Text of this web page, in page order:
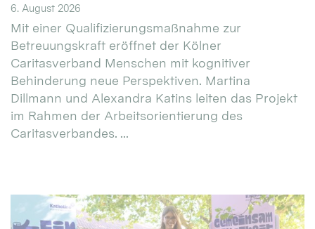
6. August 2026
Mit einer Qualifizierungsmaßnahme zur
Betreuungskraft eröffnet der Kölner
Caritasverband Menschen mit kognitiver
Behinderung neue Perspektiven. Martina
Dillmann und Alexandra Katins leiten das Projekt
im Rahmen der Arbeitsorientierung des
Caritasverbandes. ...